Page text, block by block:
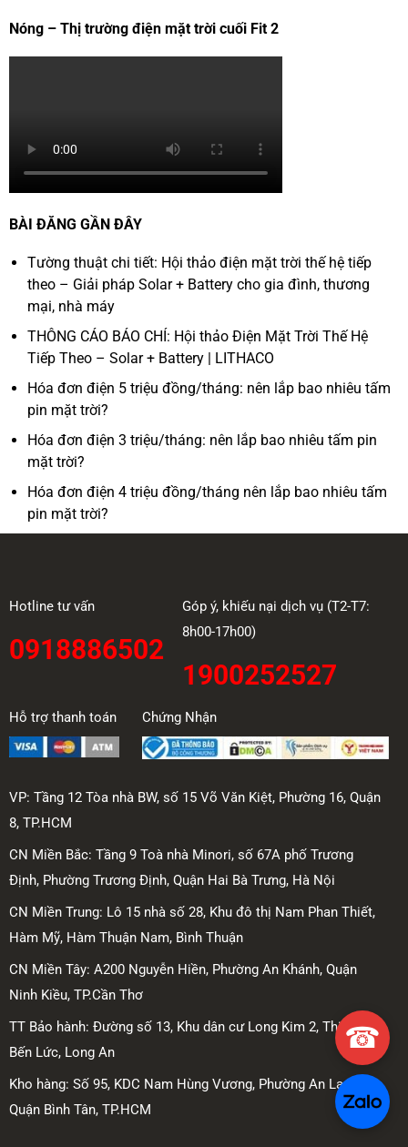
Nóng – Thị trường điện mặt trời cuối Fit 2
BÀI ĐĂNG GẦN ĐÂY
Tường thuật chi tiết: Hội thảo điện mặt trời thế hệ tiếp
theo – Giải pháp Solar + Battery cho gia đình, thương
mại, nhà máy
THÔNG CÁO BÁO CHÍ: Hội thảo Điện Mặt Trời Thế Hệ
Tiếp Theo – Solar + Battery | LITHACO
Hóa đơn điện 5 triệu đồng/tháng: nên lắp bao nhiêu tấm
pin mặt trời?
Hóa đơn điện 3 triệu/tháng: nên lắp bao nhiêu tấm pin
mặt trời?
Hóa đơn điện 4 triệu đồng/tháng nên lắp bao nhiêu tấm
pin mặt trời?
Hotline tư vấn
0918886502
Góp ý, khiếu nại dịch vụ (T2-T7:
8h00-17h00)
1900252527
Hỗ trợ thanh toán Chứng Nhận
VP: Tầng 12 Tòa nhà BW, số 15 Võ Văn Kiệt, Phường 16, Quận
8, TP.HCM
CN Miền Bắc: Tầng 9 Toà nhà Minori, số 67A phố Trương
Định, Phường Trương Định, Quận Hai Bà Trưng, Hà Nội
CN Miền Trung: Lô 15 nhà số 28, Khu đô thị Nam Phan Thiết,
Hàm Mỹ, Hàm Thuận Nam, Bình Thuận
CN Miền Tây: A200 Nguyễn Hiền, Phường An Khánh, Quận
Ninh Kiều, TP.Cần Thơ
TT Bảo hành: Đường số 13, Khu dân cư Long Kim 2, Thị trấn
Bến Lức, Long An
Kho hàng: Số 95, KDC Nam Hùng Vương, Phường An Lạc,
Quận Bình Tân, TP.HCM
☎